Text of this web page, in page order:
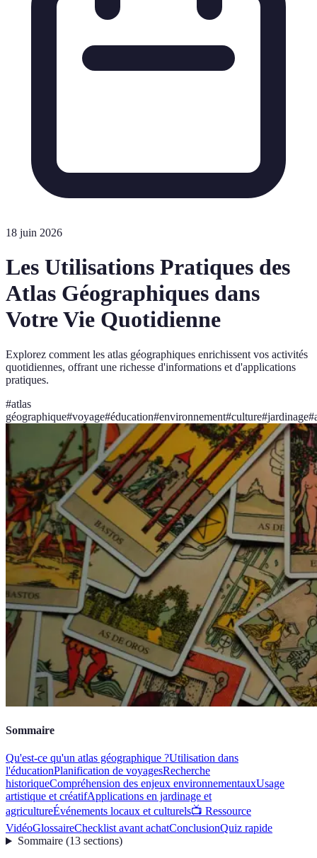
18 juin 2026
Les Utilisations Pratiques des
Atlas Géographiques dans
Votre Vie Quotidienne
Explorez comment les atlas géographiques enrichissent vos activités
quotidiennes, offrant une richesse d'informations et d'applications
pratiques.
#atlas
géographique#voyage#éducation#environnement#culture#jardinage#
Sommaire
Qu'est-ce qu'un atlas géographique ?Utilisation dans
l'éducationPlanification de voyagesRecherche
historiqueCompréhension des enjeux environnementauxUsage
artistique et créatifApplications en jardinage et
agricultureÉvénements locaux et culturels📺 Ressource
VidéoGlossaireChecklist avant achatConclusionQuiz rapide
Sommaire(13 sections)